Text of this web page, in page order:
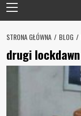
Menu
STRONA GŁÓWNA BLOG
drugi lockdawn